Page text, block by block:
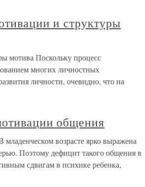
и структуры
мотива Поскольку процесс
многих личностных
личности, очевидно, что на
общения
возрасте ярко выражена
Поэтому дефицит такого общения в
сдвигам в психике ребенка,